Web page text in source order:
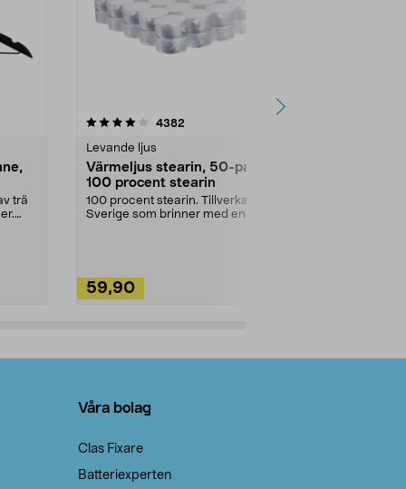
trä
4382
Levande ljus
Värmeljus stearin, 50-pack,
100 procent stearin
100 procent stearin. Tillverkade i
Sverige som brinner med en
59,90
4.5av 5 stjärnor
Våra bolag
Clas Fixare
Batteriexperten